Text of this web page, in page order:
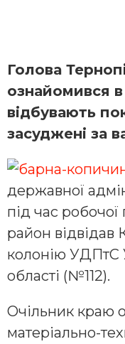
Голова
ознайомився
відбувають
засуджені за
державної
під час
район
колонію УДПтС
області (№112).
Очільник краю
матеріально-